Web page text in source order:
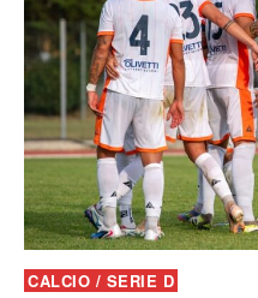
CALCIO / SERIE D